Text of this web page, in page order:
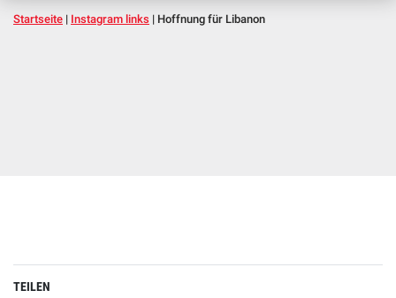
Startseite | Instagram links | Hoffnung für Libanon
TEILEN